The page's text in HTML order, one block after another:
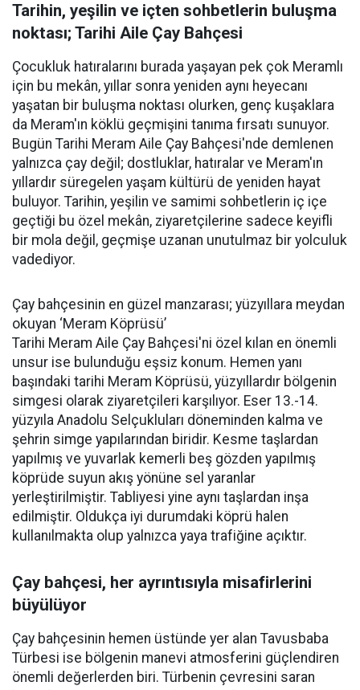
Tarihin, yeşilin ve içten sohbetlerin buluşma
noktası; Tarihi Aile Çay Bahçesi
Çocukluk hatıralarını burada yaşayan pek çok Meramlı
için bu mekân, yıllar sonra yeniden aynı heyecanı
yaşatan bir buluşma noktası olurken, genç kuşaklara
da Meram'ın köklü geçmişini tanıma fırsatı sunuyor.
Bugün Tarihi Meram Aile Çay Bahçesi'nde demlenen
yalnızca çay değil; dostluklar, hatıralar ve Meram'ın
yıllardır süregelen yaşam kültürü de yeniden hayat
buluyor. Tarihin, yeşilin ve samimi sohbetlerin iç içe
geçtiği bu özel mekân, ziyaretçilerine sadece keyifli
bir mola değil, geçmişe uzanan unutulmaz bir yolculuk
vadediyor.
Çay bahçesinin en güzel manzarası; yüzyıllara meydan
okuyan ‘Meram Köprüsü’
Tarihi Meram Aile Çay Bahçesi'ni özel kılan en önemli
unsur ise bulunduğu eşsiz konum. Hemen yanı
başındaki tarihi Meram Köprüsü, yüzyıllardır bölgenin
simgesi olarak ziyaretçileri karşılıyor. Eser 13.-14.
yüzyıla Anadolu Selçukluları döneminden kalma ve
şehrin simge yapılarından biridir. Kesme taşlardan
yapılmış ve yuvarlak kemerli beş gözden yapılmış
köprüde suyun akış yönüne sel yaranlar
yerleştirilmiştir. Tabliyesi yine aynı taşlardan inşa
edilmiştir. Oldukça iyi durumdaki köprü halen
kullanılmakta olup yalnızca yaya trafiğine açıktır.
Çay bahçesi, her ayrıntısıyla misafirlerini
büyülüyor
Çay bahçesinin hemen üstünde yer alan Tavusbaba
Türbesi ise bölgenin manevi atmosferini güçlendiren
önemli değerlerden biri. Türbenin çevresini saran